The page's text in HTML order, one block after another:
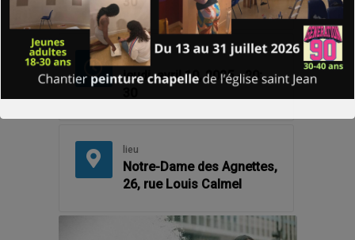
Fin
jeudi, avril 10, 2025 - 20:
lieu
Notre-Dame des Agnettes,
26, rue Louis Calmel